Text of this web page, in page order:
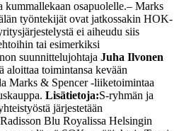
osapuolelle.– Marks
työntekijät ovat jatkossakin HOK-
ei aiheudu siis
tai esimerkiksi
suunnittelujohtaja Juha Ilvonen
aloittaa toimintansa kevään
Marks & Spencer -liiketoimintaa
Lisätietoja:S-ryhmän ja
järjestetään
Blu Royalissa Helsingin